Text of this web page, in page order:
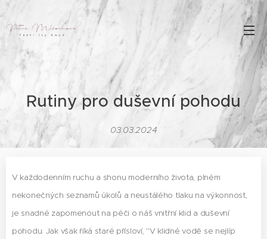
Rutiny pro duševní pohodu
03.03.2024
V každodenním ruchu a shonu moderního života, plném
nekonečných seznamů úkolů a neustálého tlaku na výkonnost,
je snadné zapomenout na péči o náš vnitřní klid a duševní
pohodu. Jak však říká staré přísloví, "V klidné vodě se nejlíp